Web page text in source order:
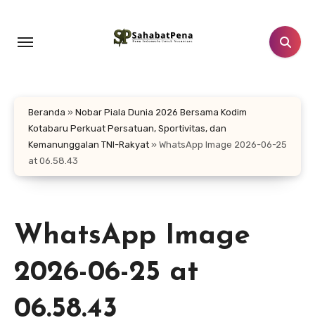
konten
Beranda » Nobar Piala Dunia 2026 Bersama Kodim
Kotabaru Perkuat Persatuan, Sportivitas, dan
Kemanunggalan TNI-Rakyat » WhatsApp Image 2026-06-25
at 06.58.43
WhatsApp Image
2026-06-25 at
06.58.43